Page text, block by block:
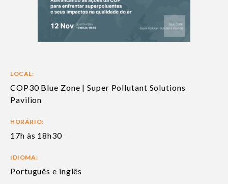
LOCAL:
COP30 Blue Zone | Super Pollutant Solutions
Pavilion
HORÁRIO:
17h às 18h30
IDIOMA:
Português e inglês